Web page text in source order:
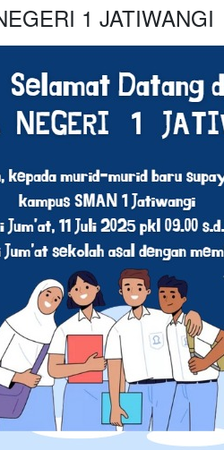
1 JATIWANGI